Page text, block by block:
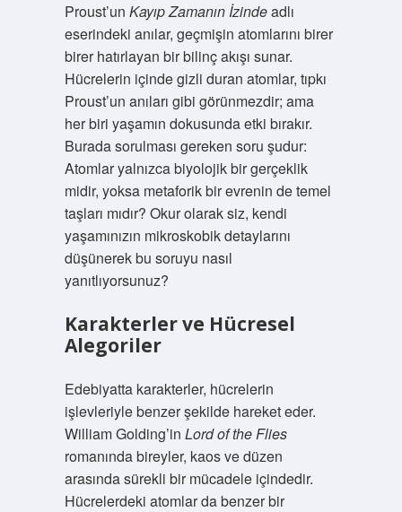
Proust’un Kayıp Zamanın İzindeadlı
eserindeki anılar, geçmişin atomlarını birer
birer hatırlayan bir bilinç akışı sunar.
Hücrelerin içinde gizli duran atomlar, tıpkı
Proust’un anıları gibi görünmezdir; ama
her biri yaşamın dokusunda etki bırakır.
Burada sorulması gereken soru şudur:
Atomlar yalnızca biyolojik bir gerçeklik
midir, yoksa metaforik bir evrenin de temel
taşları mıdır? Okur olarak siz, kendi
yaşamınızın mikroskobik detaylarını
düşünerek bu soruyu nasıl
yanıtlıyorsunuz?
Karakterler ve Hücresel
Alegoriler
Edebiyatta karakterler, hücrelerin
işlevleriyle benzer şekilde hareket eder.
William Golding’in Lord of the Flies
romanında bireyler, kaos ve düzen
arasında sürekli bir mücadele içindedir.
Hücrelerdeki atomlar da benzer bir